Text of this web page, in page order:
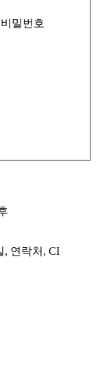
밀번호
, 연락처, CI